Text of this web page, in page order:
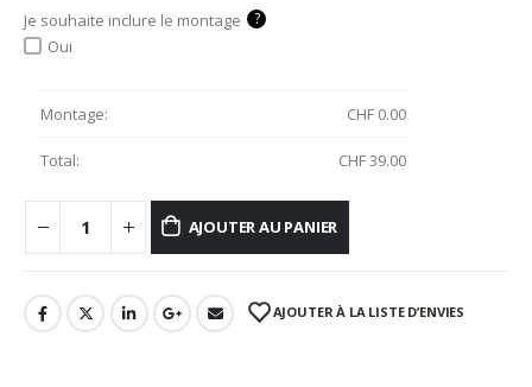
Je souhaite inclure le montage ?
Oui
Montage: CHF 0.00
Total: CHF39.00
AJOUTER AU PANIER
AJOUTER À LA LISTE D’ENVIES